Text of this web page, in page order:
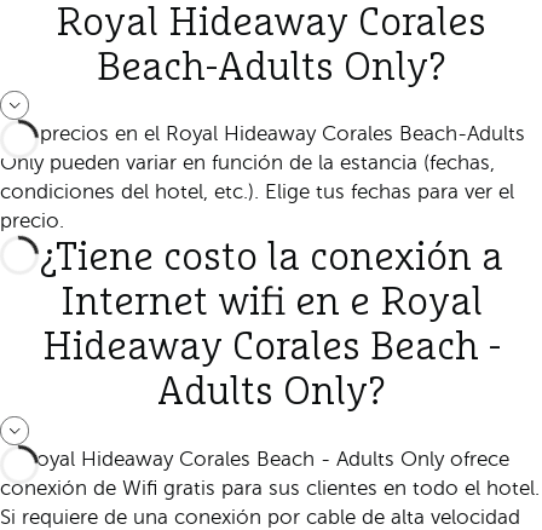
Royal Hideaway Corales
Beach-Adults Only?
Los precios en el Royal Hideaway Corales Beach-Adults
Only pueden variar en función de la estancia (fechas,
condiciones del hotel, etc.). Elige tus fechas para ver el
precio.
¿Tiene costo la conexión a
Internet wifi en e Royal
Hideaway Corales Beach -
Adults Only?
El Royal Hideaway Corales Beach - Adults Only ofrece
conexión de Wifi gratis para sus clientes en todo el hotel.
Si requiere de una conexión por cable de alta velocidad